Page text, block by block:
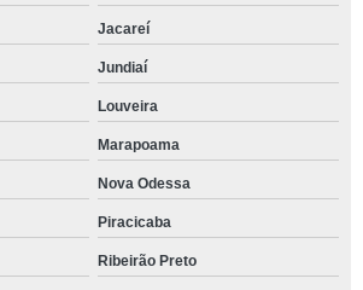
Jacareí
Jundiaí
Louveira
Marapoama
Nova Odessa
Piracicaba
Ribeirão Preto